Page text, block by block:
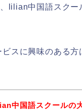
lilian中国語スク
スに興味のある
中国語スクールの